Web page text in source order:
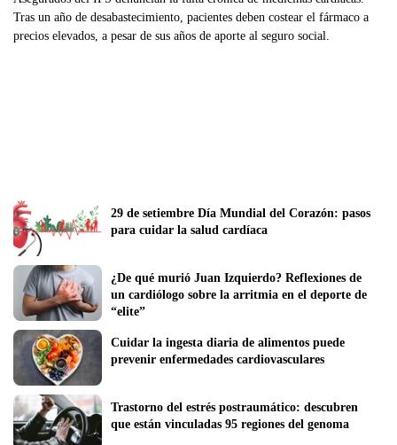
Tras un año de desabastecimiento, pacientes deben costear el fármaco a
precios elevados, a pesar de sus años de aporte al seguro social.
29 de setiembre Día Mundial del Corazón: pasos
para cuidar la salud cardíaca
¿De qué murió Juan Izquierdo? Reflexiones de
un cardiólogo sobre la arritmia en el deporte de
“elite”
Cuidar la ingesta diaria de alimentos puede
prevenir enfermedades cardiovasculares
Trastorno del estrés postraumático: descubren